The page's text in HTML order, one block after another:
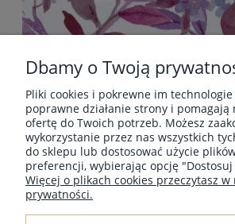
POMOC
PŁATNOŚCI I
INFORMACJE
Dbamy o Twoją
Pliki cookies i pokrewne im
poprawne działanie strony i pomagają
ofertę do Twoich potrzeb. Możesz
wykorzystanie przez nas wszystkich
do sklepu lub dostosować użycie
preferencji, wybierając opcję "Dostosuj
Więcej o plikach cookies przeczytasz w
prywatności.